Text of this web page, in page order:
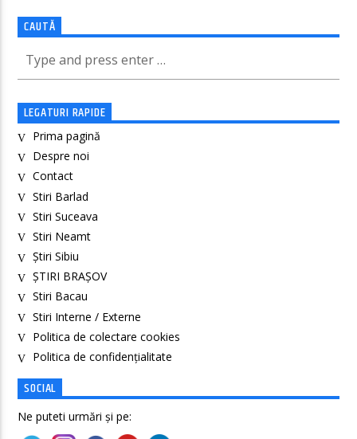
CAUTĂ
LEGATURI RAPIDE
Prima pagină
Despre noi
Contact
Stiri Barlad
Stiri Suceava
Stiri Neamt
Știri Sibiu
ȘTIRI BRAȘOV
Stiri Bacau
Stiri Interne / Externe
Politica de colectare cookies
Politica de confidenţialitate
SOCIAL
Ne puteti urmări și pe: